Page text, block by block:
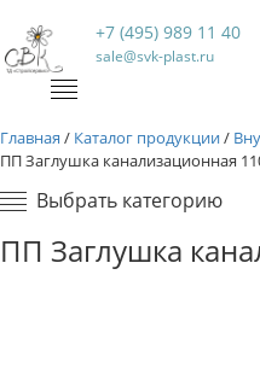
+7 (495) 989 11 40
sale@svk-plast.ru
Главная / Каталог продукции/
ПП Заглушка канализационная
Выбрать категорию
ПП Заглушка